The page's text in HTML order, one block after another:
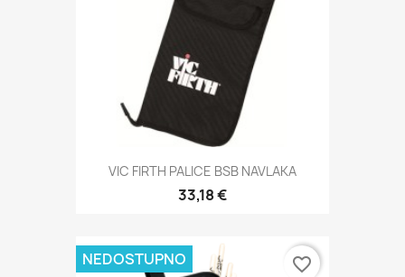
VIC FIRTH PALICE BSB NAVLAKA
33,18 €
NEDOSTUPNO favorite_border